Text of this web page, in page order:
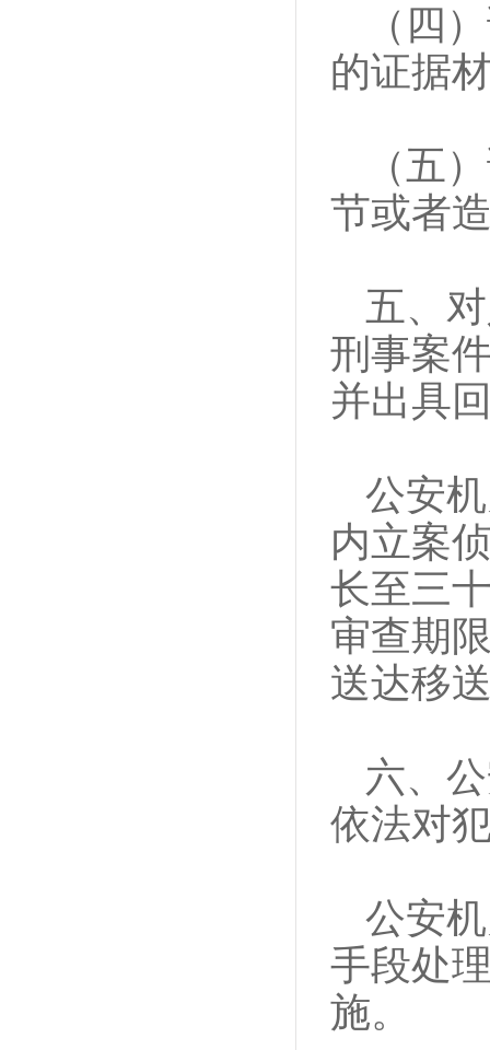
（四
的证据
（五
节或者
五、
刑事案
并出具
公安
内立案
长至三
审查期
送达移
六、
依法对
公安
手段处
施。